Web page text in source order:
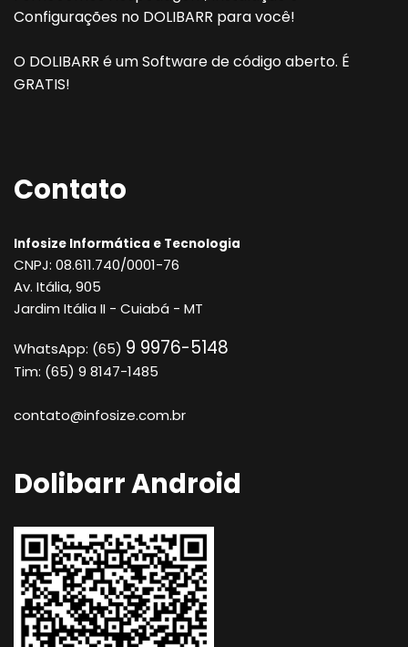
Configurações no DOLIBARR para você!
O DOLIBARR é um Software de código aberto. É
GRATIS!
Contato
Infosize Informática e Tecnologia
CNPJ: 08.611.740/0001-76
Av. Itália, 905
Jardim Itália II - Cuiabá - MT
WhatsApp: (65) 9 9976-5148
Tim: (65) 9 8147-1485
contato@infosize.com.br
Dolibarr Android